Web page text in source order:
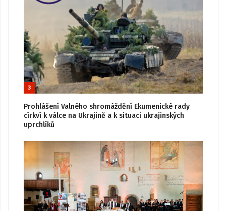
3
Prohlášení Valného shromáždění Ekumenické rady
církví k válce na Ukrajině a k situaci ukrajinských
uprchlíků